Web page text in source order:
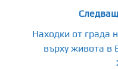
Находки от града
върху живота в